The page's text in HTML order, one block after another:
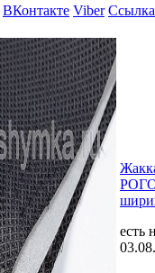
ВКонтакте Viber Ссылка
есть